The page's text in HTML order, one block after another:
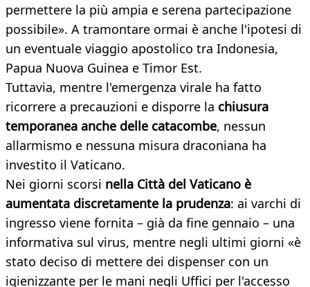
permettere la più ampia e serena partecipazione
possibile». A tramontare ormai è anche l'ipotesi di
un eventuale viaggio apostolico tra Indonesia,
Papua Nuova Guinea e Timor Est.
Tuttavia, mentre l'emergenza virale ha fatto
ricorrere a precauzioni e disporre la chiusura
temporanea anche delle catacombe, nessun
allarmismo e nessuna misura draconiana ha
investito il Vaticano.
Nei giorni scorsi nella Città del Vaticano è
aumentata discretamente la prudenza: ai varchi di
ingresso viene fornita – già da fine gennaio – una
informativa sul virus, mentre negli ultimi giorni «è
stato deciso di mettere dei dispenser con un
igienizzante per le mani negli Uffici per l'accesso